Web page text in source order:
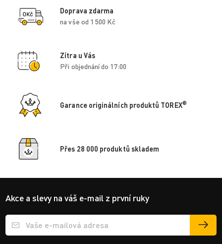
Doprava zdarma
na vše od 1 500 Kč
Zítra u Vás
Při objednání do 17:00
Garance originálních produktů TOREX®
Přes 28 000 produktů skladem
Akce a slevy na váš e-mail z první ruky
Přihlášení e-mailu k odběru